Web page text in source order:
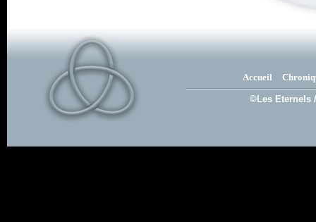
Accueil
©Les Eternels